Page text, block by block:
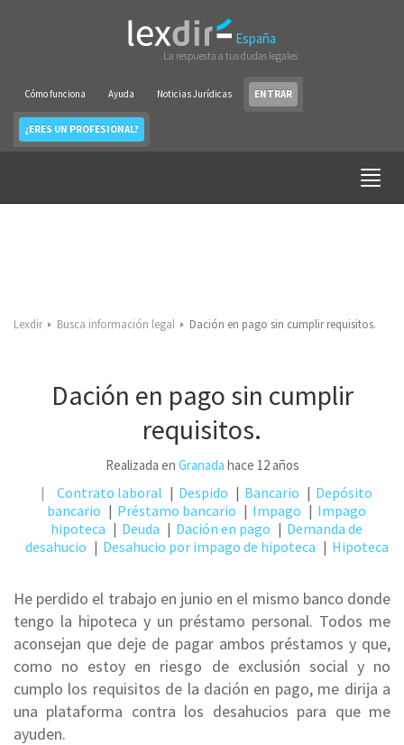
España
La respuesta a tus dudas legales
Cómo funciona Ayuda Noticias Jurídicas ENTRAR
¿ERES UN PROFESIONAL?
Lexdir Busca información legal Dación en pago sin cumplir requisitos.
Dación en pago sin cumplir
requisitos.
Realizada en Granada hace 12 años
Contrato laboral Despido Bancario
Depósito
bancario
Préstamo bancario Impago
Impago
hipoteca
Deuda Dación en pago
Demanda de
desahucio
Desahucio por impago de hipoteca Hipoteca
He perdido el trabajo en junio en el mismo banco donde
tengo la hipoteca y un préstamo personal. Todos me
aconsejan que deje de pagar ambos préstamos y que,
como no estoy en riesgo de exclusión social y no
cumplo los requisitos de la dación en pago, me dirija a
una plataforma contra los desahucios para que me
ayuden.